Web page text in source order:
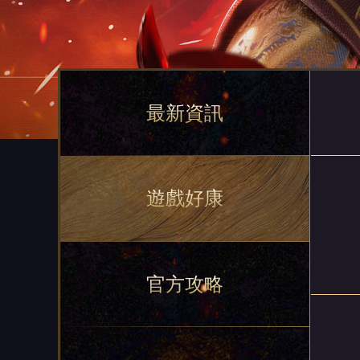
最新資訊
遊戲好康
官方攻略